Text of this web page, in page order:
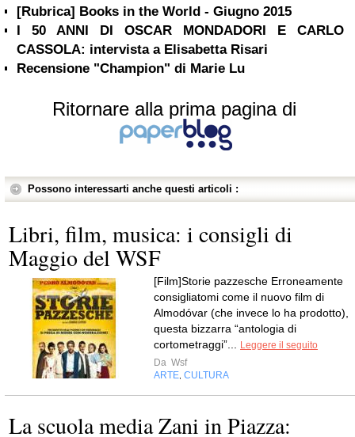
[Rubrica] Books in the World - Giugno 2015
I 50 ANNI DI OSCAR MONDADORI E CARLO
CASSOLA: intervista a Elisabetta Risari
Recensione "Champion" di Marie Lu
Ritornare alla prima pagina di
Possono interessarti anche questi articoli :
Libri, film, musica: i consigli di
Maggio del WSF
[Film]Storie pazzesche Erroneamente
consigliatomi come il nuovo film di
Almodóvar (che invece lo ha prodotto),
questa bizzarra “antologia di
cortometraggi”... Leggere il seguito
Da Wsf
ARTE, CULTURA
La scuola media Zani in Piazza: